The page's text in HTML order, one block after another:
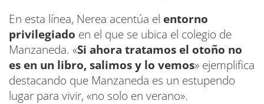
En esta línea, Nerea acentúa el entorno
privilegiado en el que se ubica el colegio de
Manzaneda. «Si ahora tratamos el otoño no
es en un libro, salimos y lo vemos» ejemplifica
destacando que Manzaneda es un estupendo
lugar para vivir, «no solo en verano».